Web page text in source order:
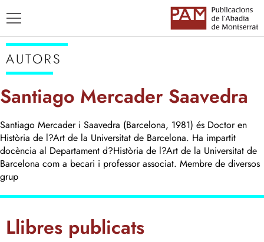
TÍTOLS
AUTORS
ENSENYAMENT CATALÀ
AUTORS
Santiago Mercader Saavedra
Santiago Mercader i Saavedra (Barcelona, 1981) és Doctor en
Història de l?Art de la Universitat de Barcelona. Ha impartit
docència al Departament d?Història de l?Art de la Universitat de
Barcelona com a becari i professor associat. Membre de diversos
grup
Llibres publicats